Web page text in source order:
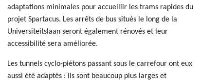
adaptations minimales pour accueillir les trams rapides du
projet Spartacus. Les arrêts de bus situés le long de la
Universiteitslaan seront également rénovés et leur
accessibilité sera améliorée.
Les tunnels cyclo-piétons passant sous le carrefour ont eux
aussi été adaptés : ils sont beaucoup plus larges et